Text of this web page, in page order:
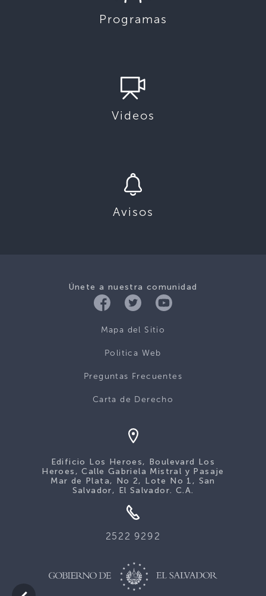
Programas
Videos
Avisos
Únete a nuestra comunidad
Mapa del Sitio
Politica Web
Preguntas Frecuentes
Carta de Derecho
Edificio Los Heroes, Boulevard Los
Heroes, Calle Gabriela Mistral y Pasaje
Mar de Plata, No 2, Lote No 1, San
Salvador, El Salvador. C.A.
2522 9292